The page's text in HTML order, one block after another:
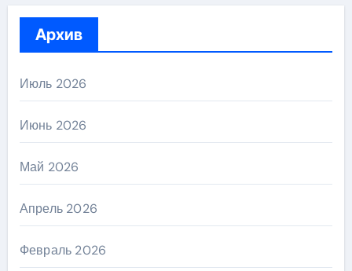
Архив
Июль 2026
Июнь 2026
Май 2026
Апрель 2026
Февраль 2026